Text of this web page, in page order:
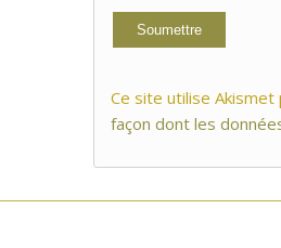
Ce site utilise
façon dont les